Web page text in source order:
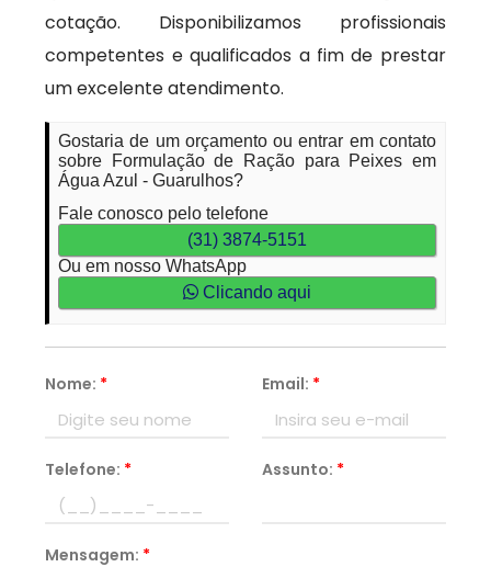
cotação. Disponibilizamos profissionais
competentes e qualificados a fim de prestar
um excelente atendimento.
Gostaria de um orçamento ou entrar em contato
sobre Formulação de Ração para Peixes em
Água Azul - Guarulhos?
Fale conosco pelo telefone
(31) 3874-5151
Ou em nosso WhatsApp
Clicando aqui
Nome: * Email: *
Telefone: * Assunto: *
Mensagem: *